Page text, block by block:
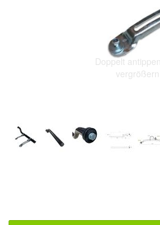
Doppelt
vergrößern